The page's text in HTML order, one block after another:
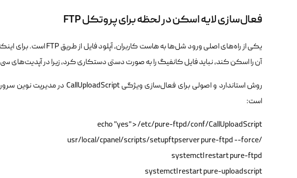
فعال‌سازی لایه اسکن در لحظه برای پروتکل FTP
آن را اسکن کند، نباید فایل کانفیگ را به صورت دستی دستکاری کرد، زیرا در آپدیت‌های
روش استاندارد و اصولی برای فعال‌سازی ویژگیCallUploadScript در مدیریت نوین
است:
systemctl restart pure-uploadscript